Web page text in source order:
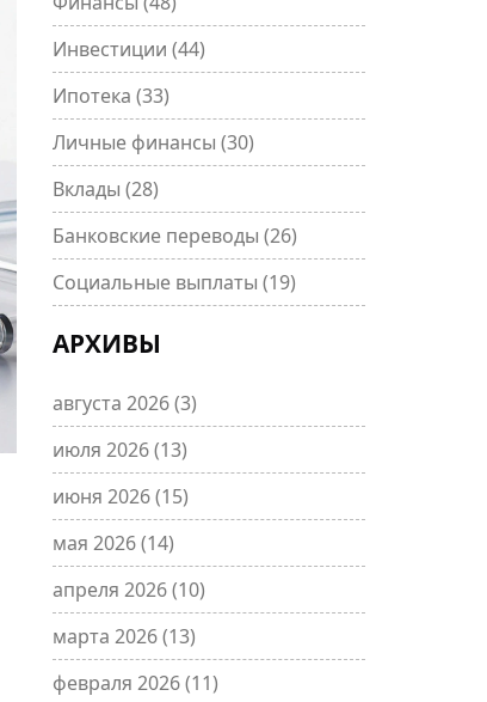
Инвестиции (44)
Ипотека (33)
Личные финансы (30)
Вклады (28)
Банковские переводы (26)
Социальные выплаты (19)
АРХИВЫ
августа 2026(3)
июля 2026(13)
июня 2026(15)
мая 2026(14)
апреля 2026(10)
марта 2026(13)
февраля 2026(11)